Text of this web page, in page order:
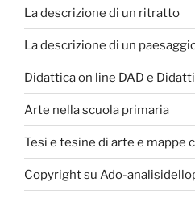
La descrizione di un ritratto
La descrizione di un
Didattica on line DAD e
Arte nella scuola primaria
Tesi e tesine di arte e mappe
Copyright su Ado-